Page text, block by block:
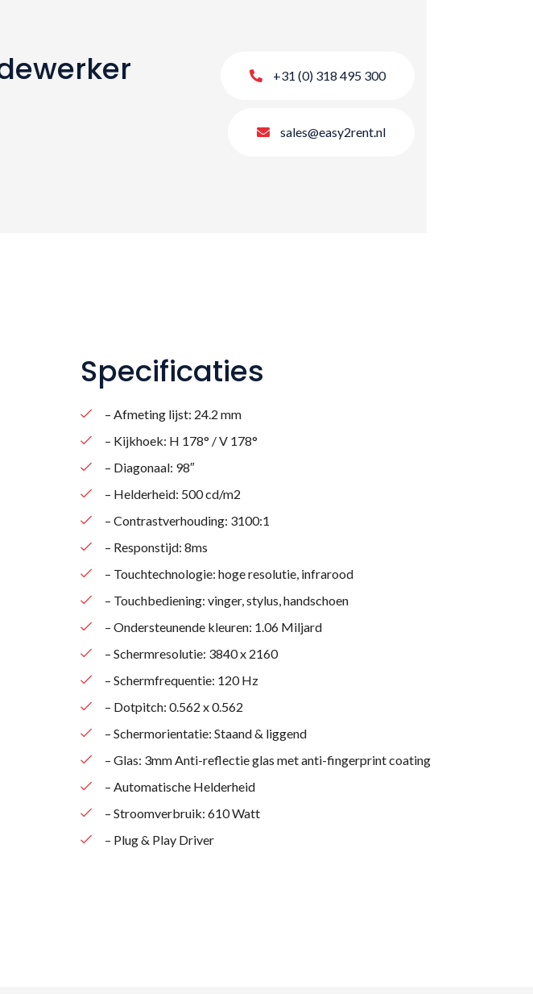
+31 (0) 318 495 300
sales@easy2rent.nl
Specificaties
– Afmeting lijst: 24.2 mm
– Kijkhoek: H 178° / V 178°
– Diagonaal: 98″
– Helderheid: 500 cd/m2
– Contrastverhouding: 3100:1
– Responstijd: 8ms
– Touchtechnologie: hoge resolutie, infrarood
– Touchbediening: vinger, stylus, handschoen
– Ondersteunende kleuren: 1.06 Miljard
– Schermresolutie: 3840 x 2160
– Schermfrequentie: 120 Hz
– Dotpitch: 0.562 x 0.562
– Schermorientatie: Staand & liggend
– Glas: 3mm Anti-reflectie glas met anti-fingerprint coating
– Automatische Helderheid
– Stroomverbruik: 610 Watt
– Plug & Play Driver
producten